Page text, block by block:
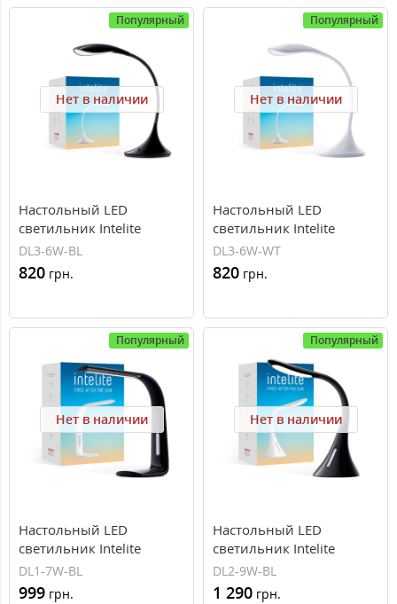
Популярный
Нет в наличии
Настольный LED
светильник Intelite
Desklamp 6W Black DL3-
6W-BL
DL3-6W-BL
820 грн.
Популярный
Нет в наличии
Настольный LED
светильник Intelite
Desklamp 6W White DL3-
6W-WT
DL3-6W-WT
820 грн.
Популярный
Нет в наличии
Настольный LED
светильник Intelite
Desklamp 7W Black DL1-
7W-BL
DL1-7W-BL
999 грн.
Популярный
Нет в наличии
Настольный LED
светильник Intelite
Desklamp 9W Black DL2-
9W-BL
DL2-9W-BL
1 290 грн.